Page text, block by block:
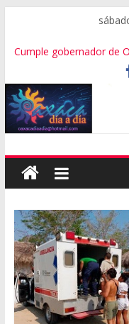
Cumple gobernador de
Pide director musical a
SEP Oaxaca admite
datos
Advierten de riesgos
Violencia imparable en